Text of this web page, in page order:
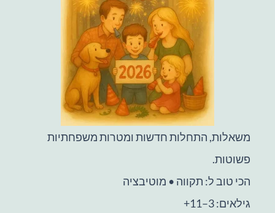
משאלות, התחלות חדשות ומטרות משפחתיות
פשוטות.
הכי טוב ל: תקווה • מוטיבציה
גילאים: 3–11+